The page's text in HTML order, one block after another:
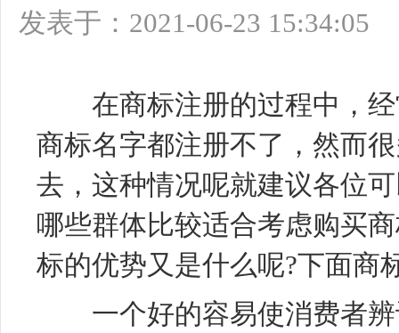
发表于：2021-06-23 15:34:05
在商标注册的过程中，经
商标名字都注册不了，然而
去，这种情况呢就建议各位
哪些群体比较适合考虑购买
标的优势又是什么呢?下面商
一个好的容易使消费者辨